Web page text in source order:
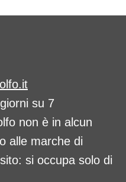
su 7
non è in alcun
alle marche di
si occupa solo di